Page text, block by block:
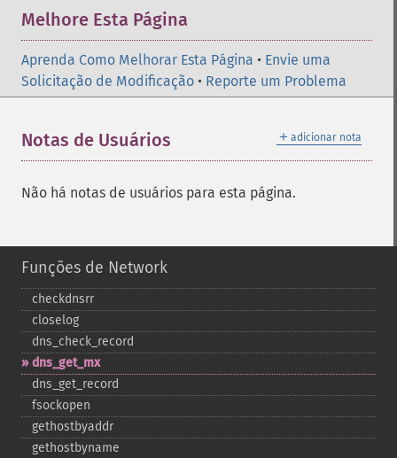
Melhore Esta Página
Aprenda Como Melhorar Esta Página • Envie uma
Solicitação de Modificação • Reporte um Problema
＋ adicionar nota
Notas de Usuários
Não há notas de usuários para esta página.
Funções de Network
checkdnsrr
closelog
dns_​check_​record
dns_​get_​mx
dns_​get_​record
fsockopen
gethostbyaddr
gethostbyname